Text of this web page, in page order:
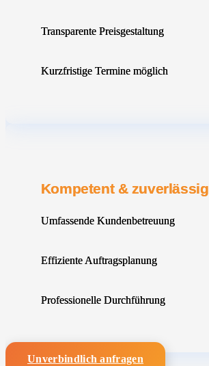
Transparente Preisgestaltung
Kurzfristige Termine möglich
Kompetent & zuverlässig
Umfassende Kundenbetreuung
Effiziente Auftragsplanung
Professionelle Durchführung
Unverbindlich anfragen